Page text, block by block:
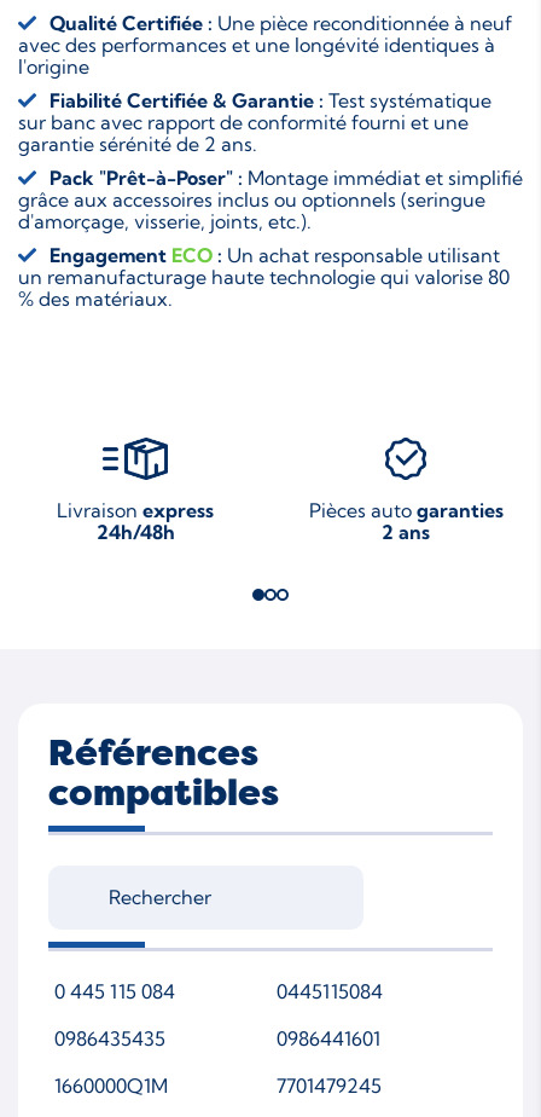
Qualité Certifiée : Une pièce reconditionnée à neuf
avec des performances et une longévité identiques à
l'origine
Fiabilité Certifiée & Garantie : Test systématique
sur banc avec rapport de conformité fourni et une
garantie sérénité de 2 ans.
Pack "Prêt-à-Poser" : Montage immédiat et simplifié
grâce aux accessoires inclus ou optionnels (seringue
d'amorçage, visserie, joints, etc.).
Engagement ECO : Un achat responsable utilisant
un remanufacturage haute technologie qui valorise 80
% des matériaux.
Livraison express
24h/48h
Pièces auto garanties
2 ans
Références
compatibles
0 445 115 084
0445115084
0986435435
0986441601
1660000Q1M
7701479245